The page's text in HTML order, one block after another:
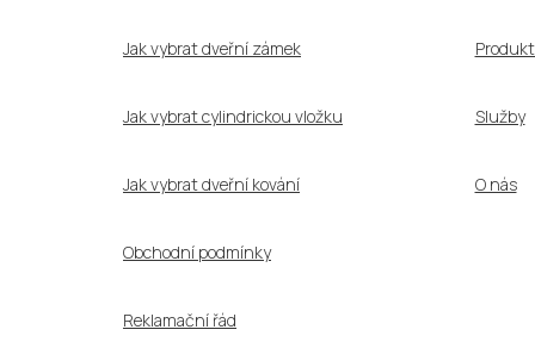
Jak vybrat dveřní zámek
Jak vybrat cylindrickou vložku
Jak vybrat dveřní kování
Obchodní podmínky
Reklamační řád
Služby
O nás